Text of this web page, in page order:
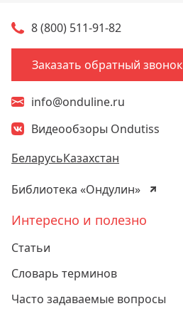
8 (800) 511-91-82
Заказать обратный звонок
info@onduline.ru
Видеообзоры Ondutiss
БеларусьКазахстан
Библиотека «Ондулин»
Интересно и полезно
Статьи
Словарь терминов
Часто задаваемые вопросы